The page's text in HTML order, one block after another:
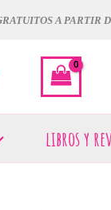
A PARTIR
libros y